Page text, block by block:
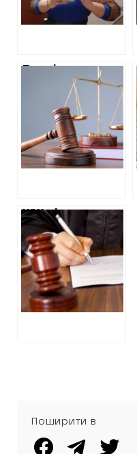
затримала СБУ
Перші вироки
колаборантам на
Харківщині: без
реального
позбавлення волі
ХАЦ дізнався
вирок, який
отримала
“староста” села
при окупантах в
Куп’янському
районі
Поширити в